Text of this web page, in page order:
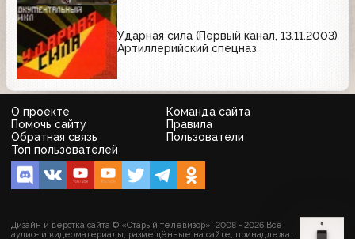
Ударная сила (Первый канал, 13.11.2003)
Артиллерийский спецназ
О проекте
Команда сайта
Помочь сайту
Правила
Обратная связь
Пользователи
Топ пользователей
Дизайн и верстка сайта © «Старый телевизор»; 2008 - 2026 Все
аудио- и видеоматериалы, размещённые на сайте, принадлежат